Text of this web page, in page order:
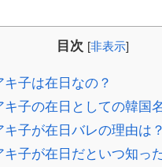
目次 [非表示]
キ子は在日なの？
キ子の在日としての韓国
キ子が在日バレの理由は？
キ子が在日だといつ知っ